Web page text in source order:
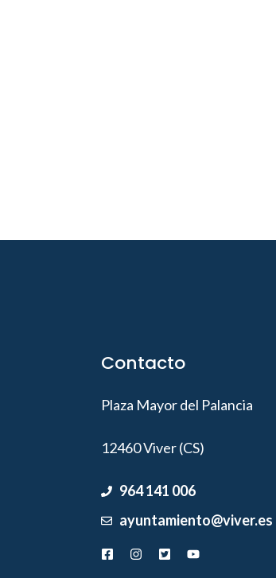
Contacto
Plaza Mayor del Palancia
12460 Viver (CS)
964 141 006
ayuntamiento@viver.es